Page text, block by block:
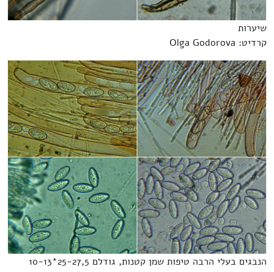
שיערות
קרדיט: Olga Godorova
הנבגים בעלי הרבה טיפות שמן קטנות, גודלם 25-27,5*10-13